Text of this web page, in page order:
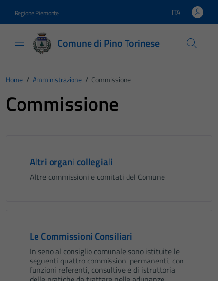
Regione Piemonte Lingua attiva:
ITA
Comune di Pino Torinese
Home / Amministrazione / Commissione
Commissione
Altri organi collegiali
Altre commissioni e comitati del Comune
Le Commissioni Consiliari
In seno al consiglio comunale sono istituite le
seguenti quattro commissioni permanenti, con
funzioni referenti, consultive e di istruttoria